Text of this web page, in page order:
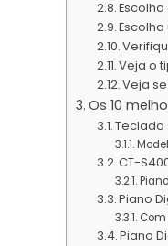
Veja o
Veja
Os 10
Teclado
CT-
Piano
Piano